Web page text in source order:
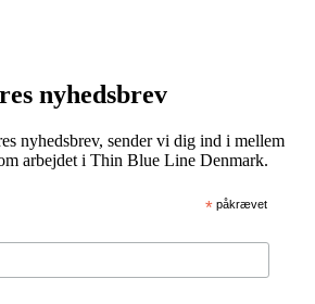
nyhedsbrev
nyhedsbrev, sender vi dig ind i mellem
arbejdet i Thin Blue Line Denmark.
* påkrævet